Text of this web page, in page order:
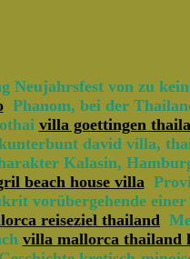
Neujahrsfest von zu
Phanom, bei der
villa goettingen
david villa,
Kalasin,
beach house villa
vorübergehende
reiseziel thailand
villa mallorca thailand